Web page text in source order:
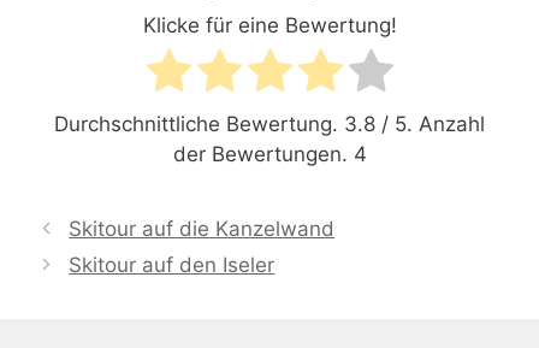
Klicke für eine Bewertung!
Durchschnittliche Bewertung. 3.8 / 5. Anzahl
der Bewertungen. 4
Skitour auf die Kanzelwand
Skitour auf den Iseler